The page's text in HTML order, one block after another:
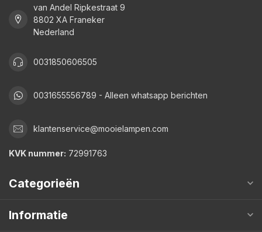
van Andel Ripkestraat 9
8802 XA Franeker
Nederland
0031850606505
0031655556789 - Alleen whatsapp berichten
klantenservice@mooielampen.com
KVK nummer: 72991763
Categorieën
Informatie